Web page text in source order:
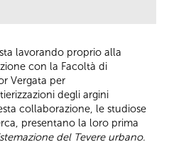
lavorando proprio alla
con la Facoltà di
Vergata per
degli argini
collaborazione, le studiose
presentano la loro prima
del Tevere urbano.